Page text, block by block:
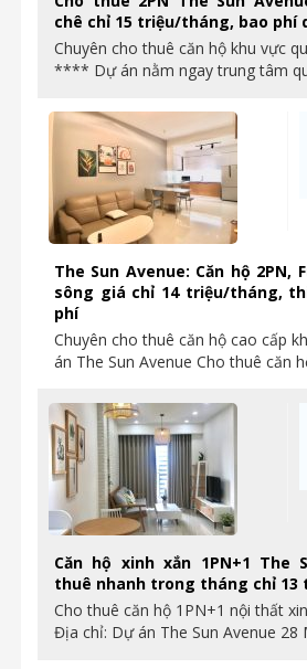
chê chỉ 15 triệu/tháng, bao phí
Chuyên cho thuê căn hộ khu vực
**** Dự án nằm ngay trung tâm
The Sun Avenue: Căn hộ 2PN,
sông giá chỉ 14 triệu/tháng,
phí
Chuyên cho thuê căn hộ cao cấp
án The Sun Avenue Cho thuê căn
Căn hộ xinh xắn 1PN+1 The
thuê nhanh trong tháng chỉ 13
Cho thuê căn hộ 1PN+1 nội thất
Địa chỉ: Dự án The Sun Avenue 28